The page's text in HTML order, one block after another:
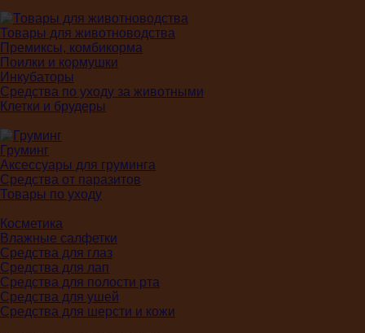
Товары для животноводства
Премиксы, комбикорма
Поилки и кормушки
Инкубаторы
Средства по уходу за животными
Клетки и брудеры
Груминг
Аксессуары для груминга
Средства от паразитов
Товары по уходу
Косметика
Влажные салфетки
Средства для глаз
Средства для лап
Средства для полости рта
Средства для ушей
Средства для шерсти и кожи